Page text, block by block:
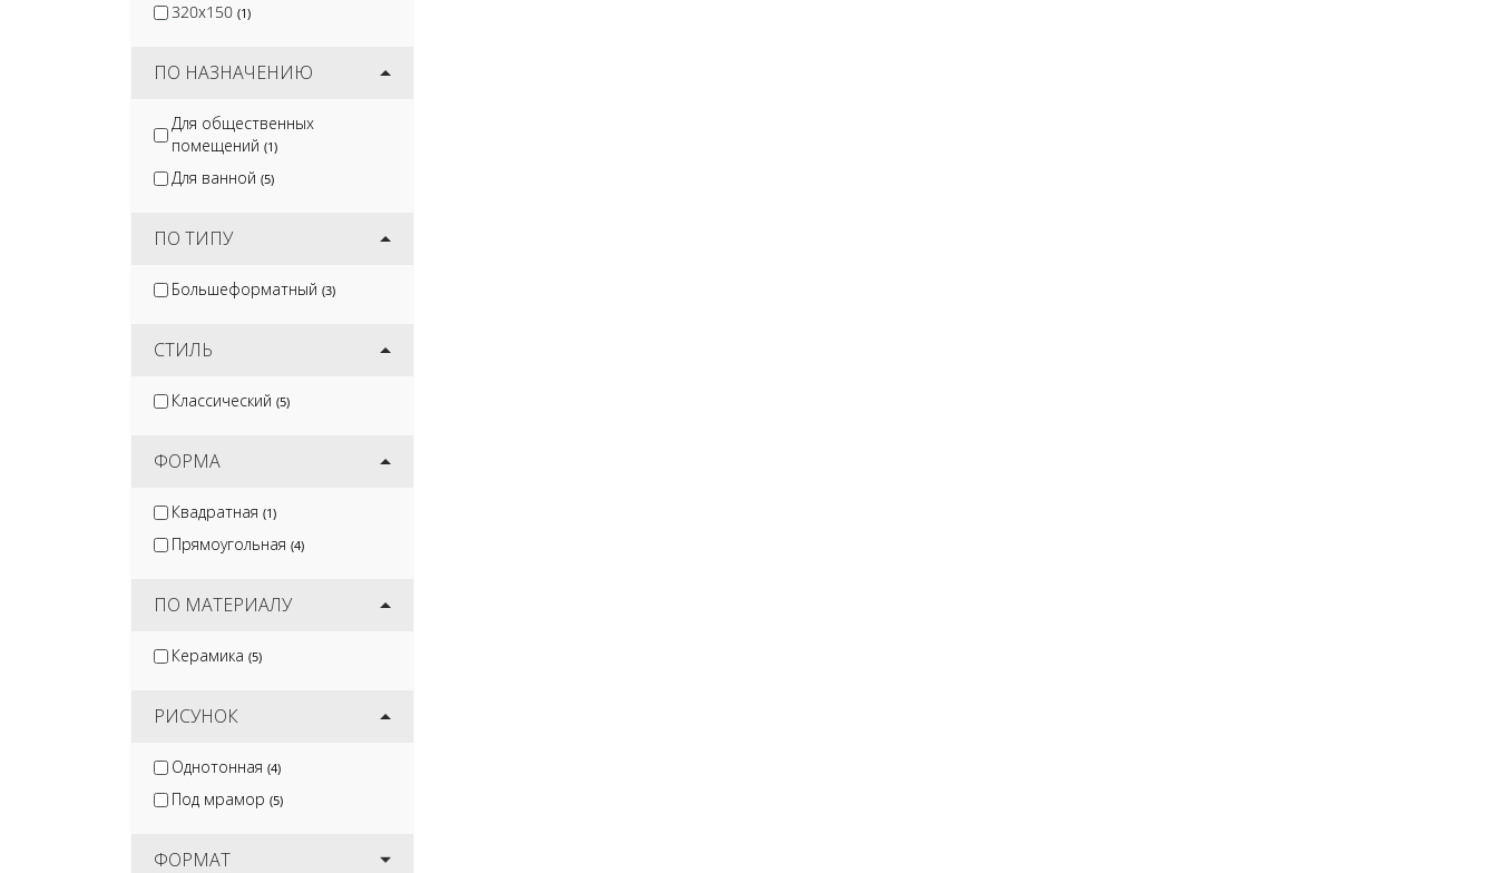
320x150 (1)
ПО НАЗНАЧЕНИЮ
Для общественных
помещений (1)
Для ванной (5)
ПО ТИПУ
Большеформатный (3)
СТИЛЬ
Классический (5)
ФОРМА
Квадратная (1)
Прямоугольная (4)
ПО МАТЕРИАЛУ
Керамика (5)
РИСУНОК
Однотонная (4)
Под мрамор (5)
ФОРМАТ